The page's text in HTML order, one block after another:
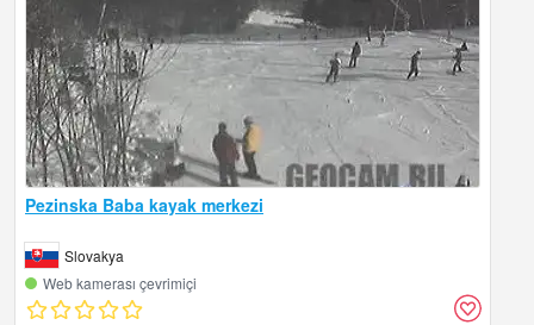
Pezinska Baba kayak merkezi
Slovakya
Web kamerası çevrimiçi